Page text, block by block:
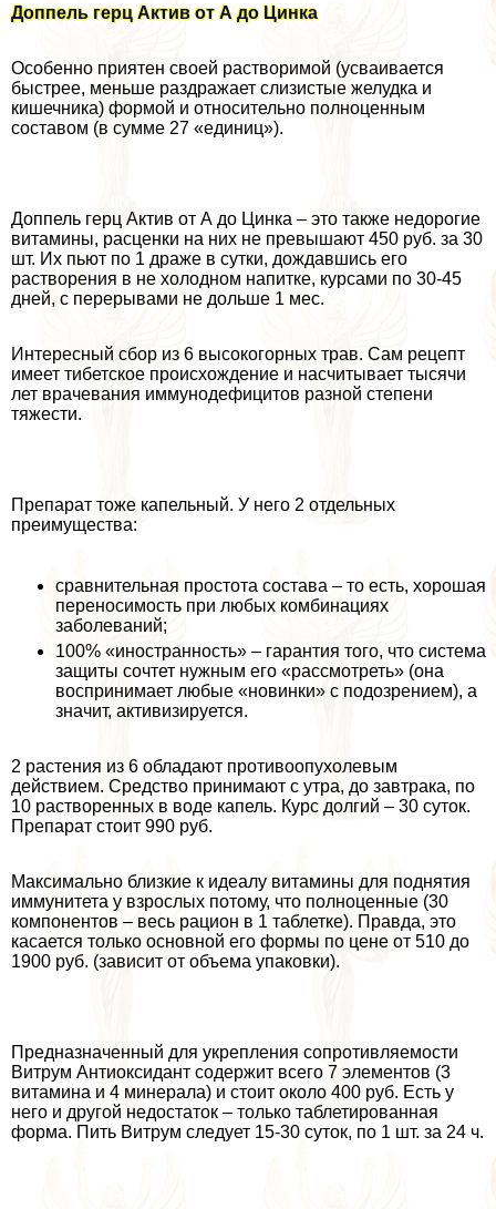
Доппель герц Актив от А до Цинка
Особенно приятен своей растворимой (усваивается
быстрее, меньше раздражает слизистые желудка и
кишечника) формой и относительно полноценным
составом (в сумме 27 «единиц»).
Доппель герц Актив от А до Цинка – это также недорогие
витамины, расценки на них не превышают 450 руб. за 30
шт. Их пьют по 1 драже в сутки, дождавшись его
растворения в не холодном напитке, курсами по 30-45
дней, с перерывами не дольше 1 мес.
Интересный сбор из 6 высокогорных трав. Сам рецепт
имеет тибетское происхождение и насчитывает тысячи
лет врачевания иммунодефицитов разной степени
тяжести.
Препарат тоже капельный. У него 2 отдельных
преимущества:
сравнительная простота состава – то есть, хорошая
переносимость при любых комбинациях
заболеваний;
100% «иностранность» – гарантия того, что система
защиты сочтет нужным его «рассмотреть» (она
воспринимает любые «новинки» с подозрением), а
значит, активизируется.
2 растения из 6 обладают противоопухолевым
действием. Средство принимают с утра, до завтpaка, по
10 растворенных в воде капель. Курс долгий – 30 суток.
Препарат стоит 990 руб.
Максимально близкие к идеалу витамины для поднятия
иммунитета у взрослых потому, что полноценные (30
компонентов – весь рацион в 1 таблетке). Правда, это
касается только основной его формы по цене от 510 до
1900 руб. (зависит от объема упаковки).
Предназначенный для укрепления сопротивляемости
Витрум Антиоксидант содержит всего 7 элементов (3
витамина и 4 минерала) и стоит около 400 руб. Есть у
него и другой недостаток – только таблетированная
форма. Пить Витрум следует 15-30 суток, по 1 шт. за 24 ч.